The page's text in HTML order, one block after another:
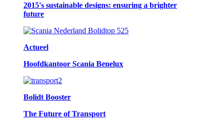
2015's sustainable designs: ensuring a brighter
future
Actueel
Hoofdkantoor Scania Benelux
Bolidt Booster
The Future of Transport